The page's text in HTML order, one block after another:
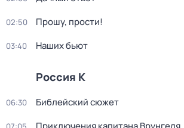
02:50 Прошу, прости!
03:40 Наших бьют
Россия К
06:30 Библейский сюжет